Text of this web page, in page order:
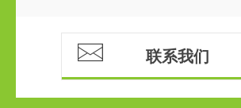
联系我们